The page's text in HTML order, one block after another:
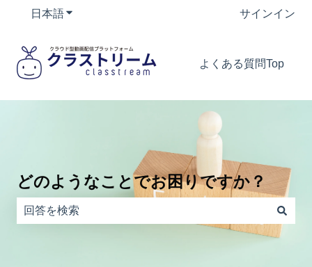
日本語翻訳のサブメニューを表示 サインイン
よくある質問Top
どのようなことでお困りですか？
検索フィールドが空なので、候補はありません。